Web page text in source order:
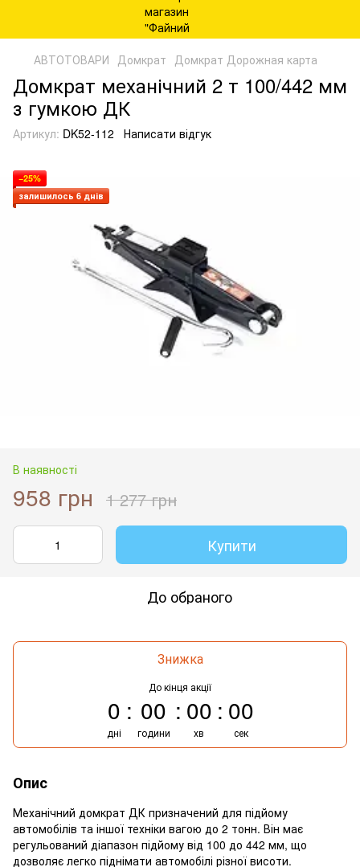
АВТОТОВАРИ Домкрат Домкрат Дорожная карта
Домкрат механічний 2 т 100/442 мм
з гумкою ДК
Артикул: DK52-112 Написати відгук
−25%
залишилось 6 днів
В наявності
958 грн 1 277 грн
Купити
До обраного
Знижка
До кінця акції
0
дні
00
години
00
хв
00
сек
Опис
Механічний домкрат ДК призначений для підйому
автомобілів та іншої техніки вагою до 2 тонн. Він має
регульований діапазон підйому від 100 до 442 мм, що
дозволяє легко піднімати автомобілі різної висоти.